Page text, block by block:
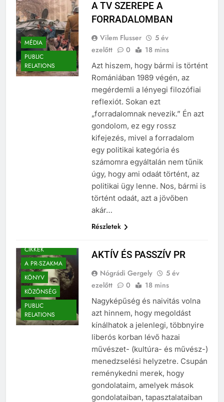
MÉDIA
PUBLIC
RELATIONS
A TV SZEREPE A
Vilem Flusser
5 év
Azt hiszem, hogy bármi is történt
Romániában 1989 végén, az
megérdemli a lényegi filozófiai
reflexiót. Sokan ezt
„forradalomnak nevezik.” Én azt
gondolom, ez egy rossz
kifejezés, mivel a forradalom
egy politikai kategória és
számomra egyáltalán nem tűnik
úgy, hogy ami odaát történt, az
politikai ügy lenne. Nos, bármi is
történt odaát, azt a jövőben
A KIEMELT
CIKKEK
A PR-SZAKMA
KÖNYV
KÖZÖNSÉG
PUBLIC
RELATIONS
Nógrádi Gergely
5 év
Nagyképűség és naivitás volna
azt hinnem, hogy megoldást
kínálhatok a jelenlegi, többnyire
liberós korban lévő hazai
művészet- (kultúra- és művész-)
menedzselési helyzetre. Csupán
reménykedni merek, hogy
gondolataim, amelyek mások